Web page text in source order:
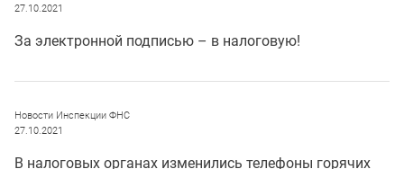
27.10.2021
За электронной подписью – в налоговую!
Новости Инспекции ФНС
27.10.2021
В налоговых органах изменились телефоны горячих